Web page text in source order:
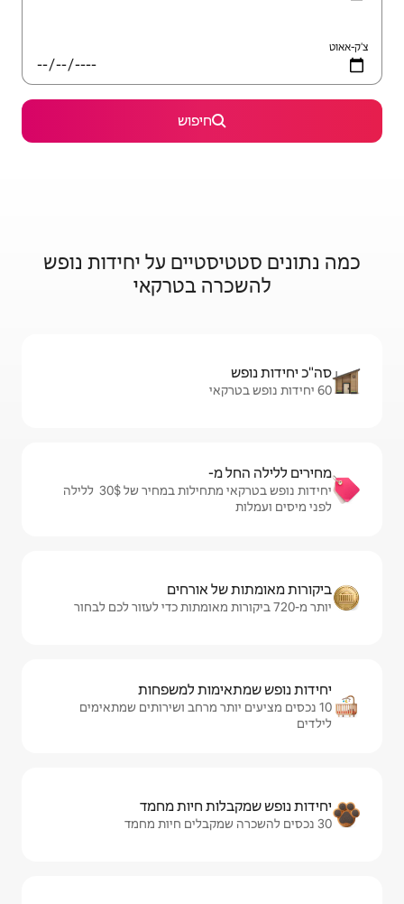
על יחידות נופש
יחידות נופש בטרקאי מתחילות במחיר של $‏30 ‏ ללילה
אורחים
למשפחות
מרחב ושירותים שמתאימים
חיות מחמד